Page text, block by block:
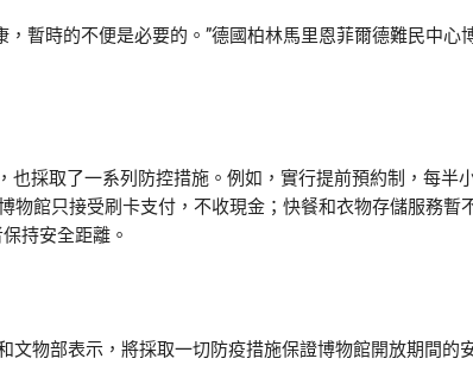
時的不便是必要的。”德國柏林馬里恩菲爾德難民中心
採取了一系列防控措施。例如，實行提前預約制，每半
物館只接受刷卡支付，不收現金；快餐和衣物存儲服務暫
持安全距離。
物部表示，將採取一切防疫措施保證博物館開放期間的